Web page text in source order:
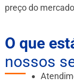
preço do
O que
nossos